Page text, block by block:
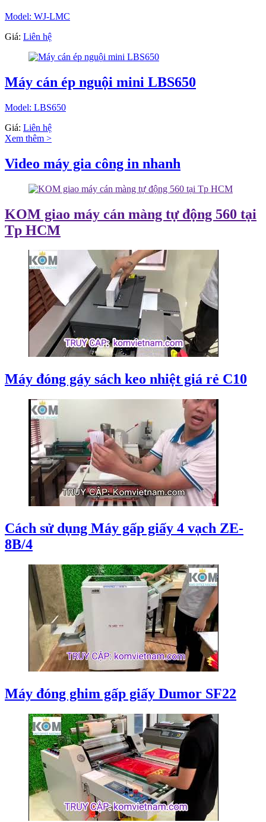
Model: WJ-LMC
Giá: Liên hệ
Máy cán ép nguội mini LBS650
Model: LBS650
Giá: Liên hệ
Xem thêm >
Video máy gia công in nhanh
KOM giao máy cán màng tự động 560 tại
Tp HCM
Máy đóng gáy sách keo nhiệt giá rẻ C10
Cách sử dụng Máy gấp giấy 4 vạch ZE-
8B/4
Máy đóng ghim gấp giấy Dumor SF22